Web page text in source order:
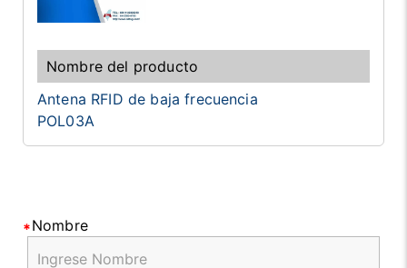
Antena RFID de baja frecuencia
POL03A
Nombre